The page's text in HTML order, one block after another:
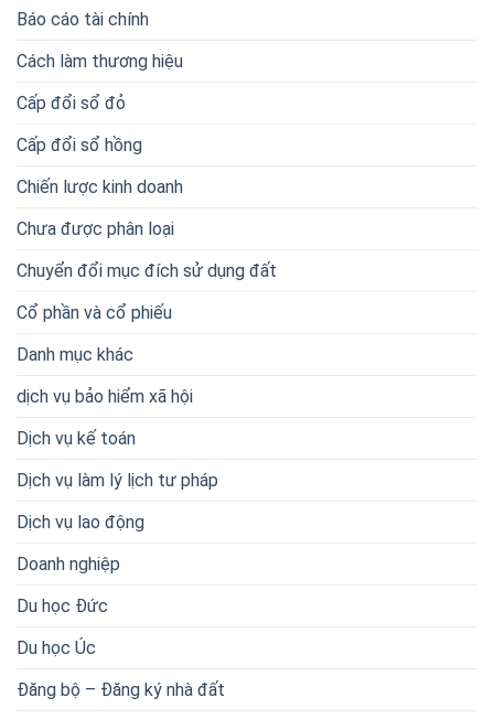
Báo cáo tài chính
Cách làm thương hiệu
Cấp đổi sổ đỏ
Cấp đổi sổ hồng
Chiến lược kinh doanh
Chưa được phân loại
Chuyển đổi mục đích sử dụng đất
Cổ phần và cổ phiếu
Danh mục khác
dịch vụ bảo hiểm xã hội
Dịch vụ kế toán
Dịch vụ làm lý lịch tư pháp
Dịch vụ lao động
Doanh nghiệp
Du học Đức
Du học Úc
Đăng bộ – Đăng ký nhà đất